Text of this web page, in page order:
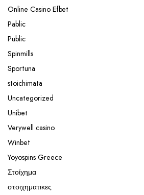
Online Casino Efbet
Pablic
Public
Spinmills
Sportuna
stoichimata
Uncategorized
Unibet
Verywell casino
Winbet
Yoyospins Greece
Στοίχημα
στοιχηματικες